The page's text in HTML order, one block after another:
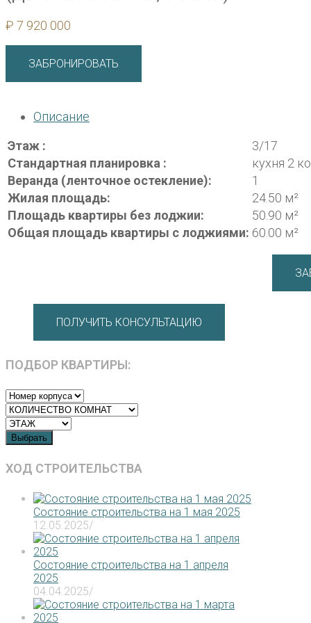
₽ 7 920 000
ЗАБРОНИРОВАТЬ
Описание
Этаж :
3/17
Стандартная планировка :
кухня 2
Веранда (ленточное остекление):
1
Жилая площадь:
24.50 м²
Площадь квартиры без лоджии:
50.90 м²
Общая площадь квартиры с лоджиями: 60.00 м²
ПОЛУЧИТЬ КОНСУЛЬТАЦИЮ
ПОДБОР КВАРТИРЫ:
Выбрать
ХОД СТРОИТЕЛЬСТВА
Состояние строительства на 1 мая 2025
12.05.2025/
Состояние строительства на 1 апреля
2025
04.04.2025/